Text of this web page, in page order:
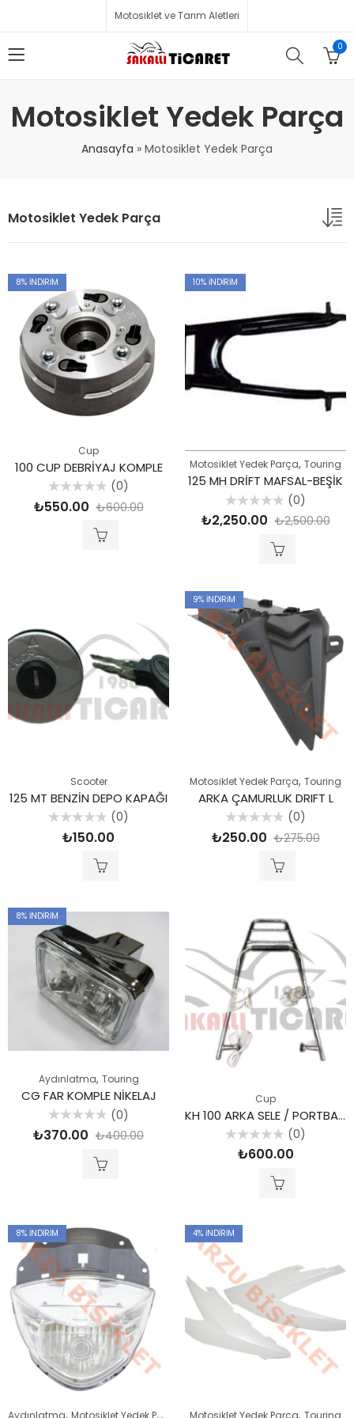
Motosiklet ve Tarım Aletleri
0
Motosiklet Yedek Parça
Anasayfa » Motosiklet Yedek Parça
Motosiklet Yedek Parça
8% İNDIRIM
Cup
100 CUP DEBRİYAJ KOMPLE
5
üzerinden
(0)
₺550.00 ₺600.00
10% İNDIRIM
Motosiklet Yedek Parça, Touring
125 MH DRİFT MAFSAL-BEŞİK
5
üzerinden
(0)
₺2,250.00 ₺2,500.00
Scooter
125 MT BENZİN DEPO KAPAĞI
üzerinden
(0)
₺150.00
9% İNDIRIM
Motosiklet Yedek Parça, Touring
ARKA ÇAMURLUK DRIFT L
5
üzerinden
(0)
₺250.00 ₺275.00
8% İNDIRIM
Aydınlatma, Touring
CG FAR KOMPLE NİKELAJ
5
üzerinden
(0)
₺370.00 ₺400.00
Cup
KH 100 ARKA SELE / PORTBAGAJ
üzerinden
(0)
₺600.00
8% İNDIRIM 4% İNDIRIM